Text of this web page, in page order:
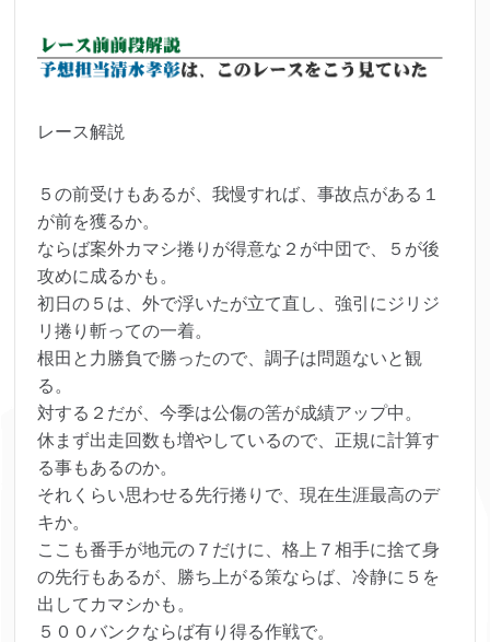
レース解説
５の前受けもあるが、我慢すれば、事故点がある１
が前を獲るか。
ならば案外カマシ捲りが得意な２が中団で、５が後
攻めに成るかも。
初日の５は、外で浮いたが立て直し、強引にジリジ
リ捲り斬っての一着。
根田と力勝負で勝ったので、調子は問題ないと観
る。
対する２だが、今季は公傷の筈が成績アップ中。
休まず出走回数も増やしているので、正規に計算す
る事もあるのか。
それくらい思わせる先行捲りで、現在生涯最高のデ
キか。
ここも番手が地元の７だけに、格上７相手に捨て身
の先行もあるが、勝ち上がる策ならば、冷静に５を
出してカマシかも。
５００バンクならば有り得る作戦で。